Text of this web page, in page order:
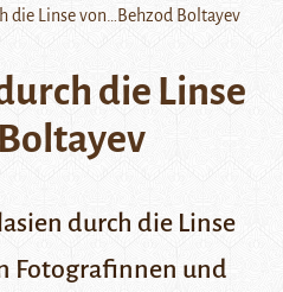
die Linse von…Behzod Boltayev
die Linse
durch die Linse
Fotografinnen und